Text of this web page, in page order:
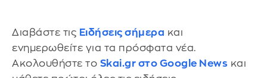
Διαβάστε τις Ειδήσεις σήμερα και
ενημερωθείτε για τα πρόσφατα νέα.
Ακολουθήστε το Skai.gr στο Google News και